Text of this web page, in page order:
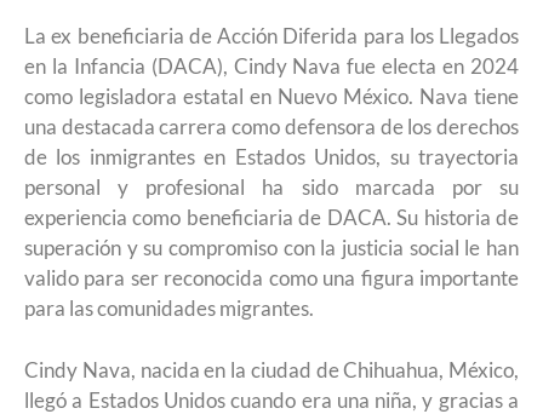
La ex beneficiaria de Acción Diferida para los Llegados
en la Infancia (DACA), Cindy Nava fue electa en 2024
como legisladora estatal en Nuevo México. Nava tiene
una destacada carrera como defensora de los derechos
de los inmigrantes en Estados Unidos, su trayectoria
personal y profesional ha sido marcada por su
experiencia como beneficiaria de DACA. Su historia de
superación y su compromiso con la justicia social le han
valido para ser reconocida como una figura importante
para las comunidades migrantes.
Cindy Nava, nacida en la ciudad de Chihuahua, México,
llegó a Estados Unidos cuando era una niña, y gracias a